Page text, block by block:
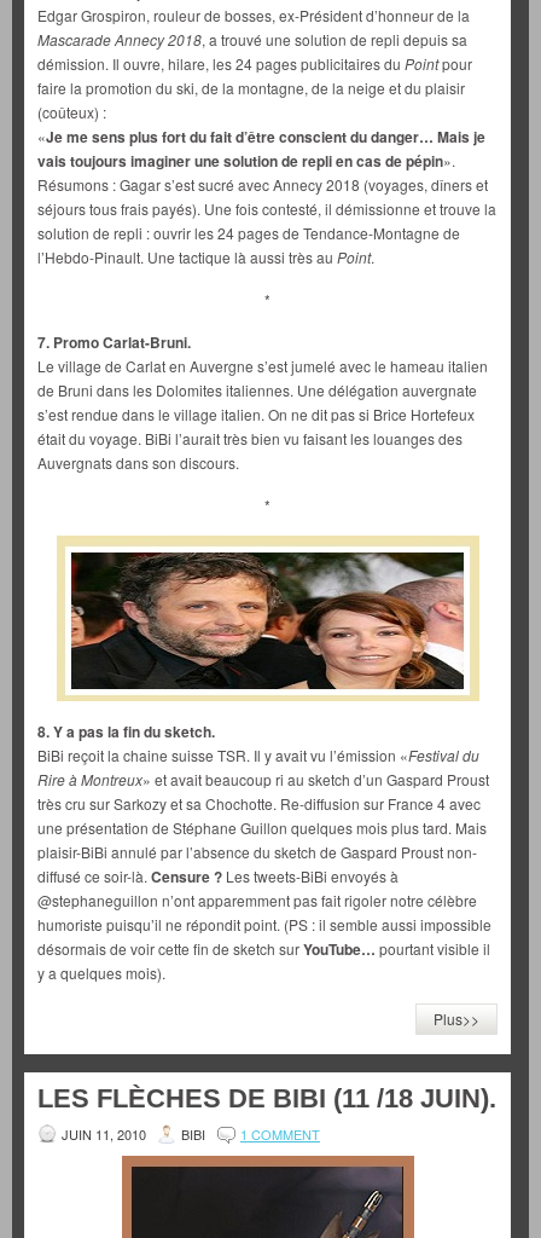
Edgar Grospiron, rouleur de bosses, ex-Président d’honneur de la
Mascarade Annecy 2018, a trouvé une solution de repli depuis sa
démission. Il ouvre, hilare, les 24 pages publicitaires du Pointpour
faire la promotion du ski, de la montagne, de la neige et du plaisir
(coûteux) :
«Je me sens plus fort du fait d’être conscient du danger… Mais je
vais toujours imaginer une solution de repli en cas de pépin».
Résumons : Gagar s’est sucré avec Annecy 2018 (voyages, dîners et
séjours tous frais payés). Une fois contesté, il démissionne et trouve la
solution de repli : ouvrir les 24 pages de Tendance-Montagne de
l’Hebdo-Pinault. Une tactique là aussi très au Point.
*
7. Promo Carlat-Bruni.
Le village de Carlat en Auvergne s’est jumelé avec le hameau italien
de Bruni dans les Dolomites italiennes. Une délégation auvergnate
s’est rendue dans le village italien. On ne dit pas si Brice Hortefeux
était du voyage. BiBi l’aurait très bien vu faisant les louanges des
Auvergnats dans son discours.
*
8. Y a pas la fin du sketch.
BiBi reçoit la chaine suisse TSR. Il y avait vu l’émission «Festival du
Rire à Montreux» et avait beaucoup ri au sketch d’un Gaspard Proust
très cru sur Sarkozy et sa Chochotte. Re-diffusion sur France 4 avec
une présentation de Stéphane Guillon quelques mois plus tard. Mais
plaisir-BiBi annulé par l’absence du sketch de Gaspard Proust non-
diffusé ce soir-là. Censure ? Les tweets-BiBi envoyés à
@stephaneguillon n’ont apparemment pas fait rigoler notre célèbre
humoriste puisqu’il ne répondit point. (PS : il semble aussi impossible
désormais de voir cette fin de sketch surYouTube… pourtant visible il
y a quelques mois).
Plus>>
LES FLÈCHES DE BIBI (11 /18 JUIN).
JUIN 11, 2010 BIBI 1 COMMENT